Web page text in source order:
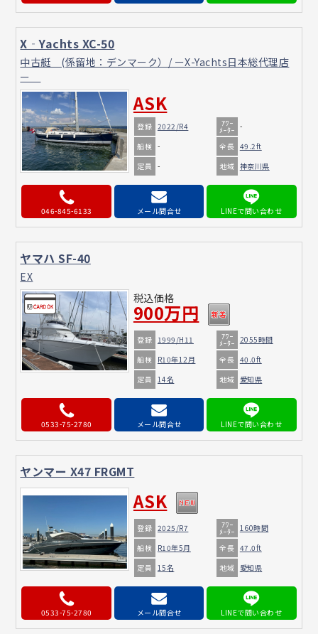
X‐Yachts XC-50
中古艇 (係留地：デンマーク）/ ーX-Yachts日本総代理店
ー
ASK
登録 2022/R4 ｱﾜｰ
ﾒｰﾀｰ -
船検 - 全長 49.2ft
定員 - 地域 神奈川県
046-845-6133 メール問合せ
ヤマハ SF-40
EX
税込価格
900万円
登録 1999/H11 ｱﾜｰ
ﾒｰﾀｰ 2055時間
船検
R10年12月 全長 40.0ft
定員 14名 地域 愛知県
0533-75-2780 メール問合せ
ヤンマー X47 FRGMT
ASK
登録 2025/R7 ｱﾜｰ
ﾒｰﾀｰ 160時間
船検
R10年5月 全長 47.0ft
定員 15名 地域 愛知県
0533-75-2780 メール問合せ